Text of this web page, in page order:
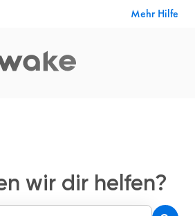
Mehr Hilfe
wir dir helfen?